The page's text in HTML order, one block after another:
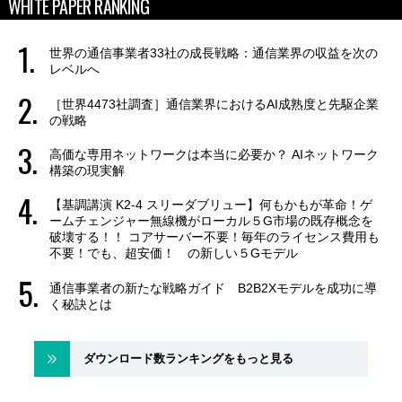
WHITE PAPER RANKING
世界の通信事業者33社の成長戦略：通信業界の収益を次の
レベルへ
［世界4473社調査］通信業界におけるAI成熟度と先駆企業
の戦略
高価な専用ネットワークは本当に必要か？ AIネットワーク
構築の現実解
【基調講演 K2-4 スリーダブリュー】何もかもが革命！ゲ
ームチェンジャー無線機がローカル５G市場の既存概念を
破壊する！！ コアサーバー不要！毎年のライセンス費用も
不要！でも、超安価！ の新しい５Gモデル
通信事業者の新たな戦略ガイド B2B2Xモデルを成功に導
く秘訣とは
ダウンロード数ランキングをもっと見る